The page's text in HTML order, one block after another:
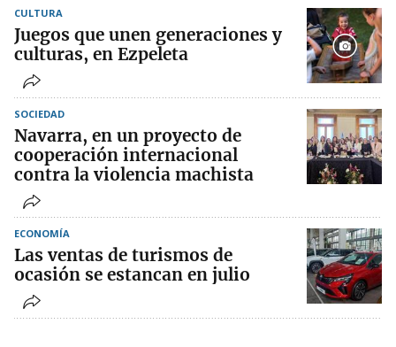
CULTURA
Juegos que unen generaciones y
culturas, en Ezpeleta
SOCIEDAD
Navarra, en un proyecto de
cooperación internacional
contra la violencia machista
ECONOMÍA
Las ventas de turismos de
ocasión se estancan en julio